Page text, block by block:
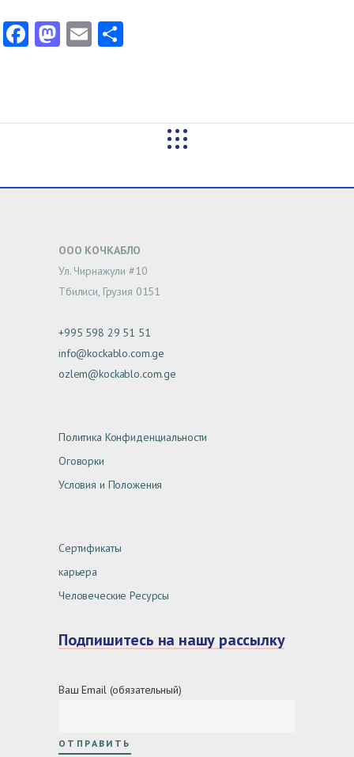
Facebook
Mastodon
Email
ООО КОЧКАБЛО
Ул. Чирнажули #10
Тбилиси, Грузия 0151
+995 598 29 51 51
info@kockablo.com.ge
ozlem@kockablo.com.ge
Политика Конфиденциальности
Оговорки
Условия и Положения
Сертификаты
карьера
Человеческие Ресурсы
Подпишитесь на нашу рассылку
Ваш Email (обязательный)
ОТПРАВИТЬ